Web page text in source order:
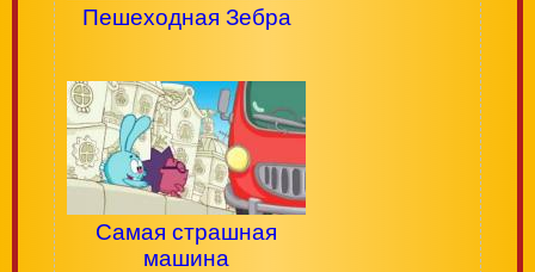
Пешеходная Зебра
Самая страшная
машина